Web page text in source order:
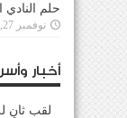
حلم النادي
نوفمبر 27, 2020
أخبار
لقب ثانٍ